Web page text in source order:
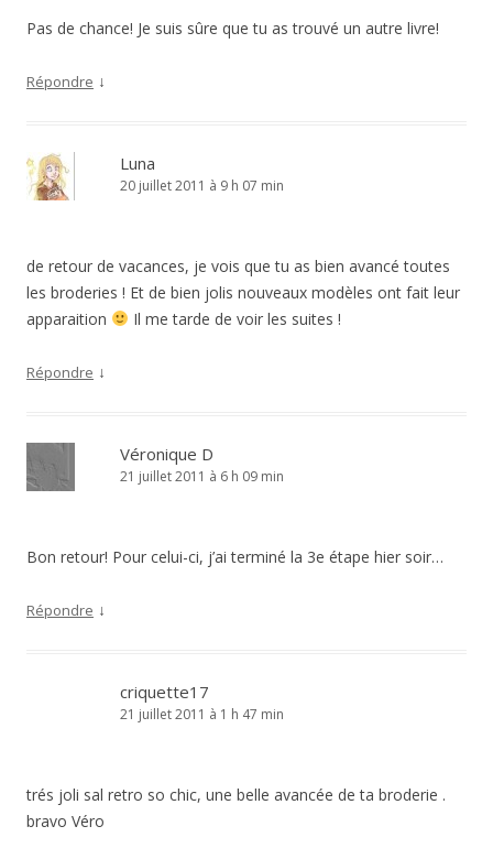
Pas de chance! Je suis sûre que tu as trouvé un autre livre!
Répondre ↓
Luna
20 juillet 2011 à 9 h 07 min
de retour de vacances, je vois que tu as bien avancé toutes
les broderies ! Et de bien jolis nouveaux modèles ont fait leur
apparaition
Il me tarde de voir les suites !
Répondre ↓
Véronique D
21 juillet 2011 à 6 h 09 min
Bon retour! Pour celui-ci, j’ai terminé la 3e étape hier soir…
Répondre ↓
criquette17
21 juillet 2011 à 1 h 47 min
trés joli sal retro so chic, une belle avancée de ta broderie .
bravo Véro